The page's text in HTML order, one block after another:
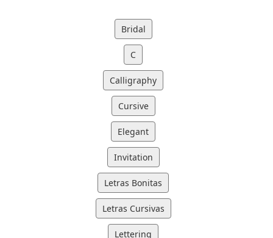
Bridal
C
Calligraphy
Cursive
Elegant
Invitation
Letras Bonitas
Letras Cursivas
Lettering